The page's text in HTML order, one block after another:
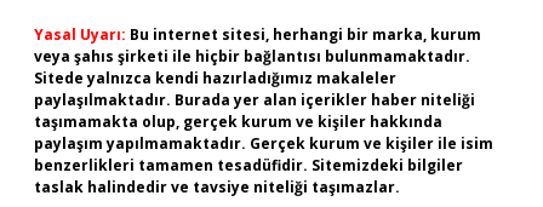
Yasal Uyarı: Bu internet sitesi, herhangi bir marka, kurum
veya şahıs şirketi ile hiçbir bağlantısı bulunmamaktadır.
Sitede yalnızca kendi hazırladığımız makaleler
paylaşılmaktadır. Burada yer alan içerikler haber niteliği
taşımamakta olup, gerçek kurum ve kişiler hakkında
paylaşım yapılmamaktadır. Gerçek kurum ve kişiler ile isim
benzerlikleri tamamen tesadüfidir. Sitemizdeki bilgiler
taslak halindedir ve tavsiye niteliği taşımazlar.